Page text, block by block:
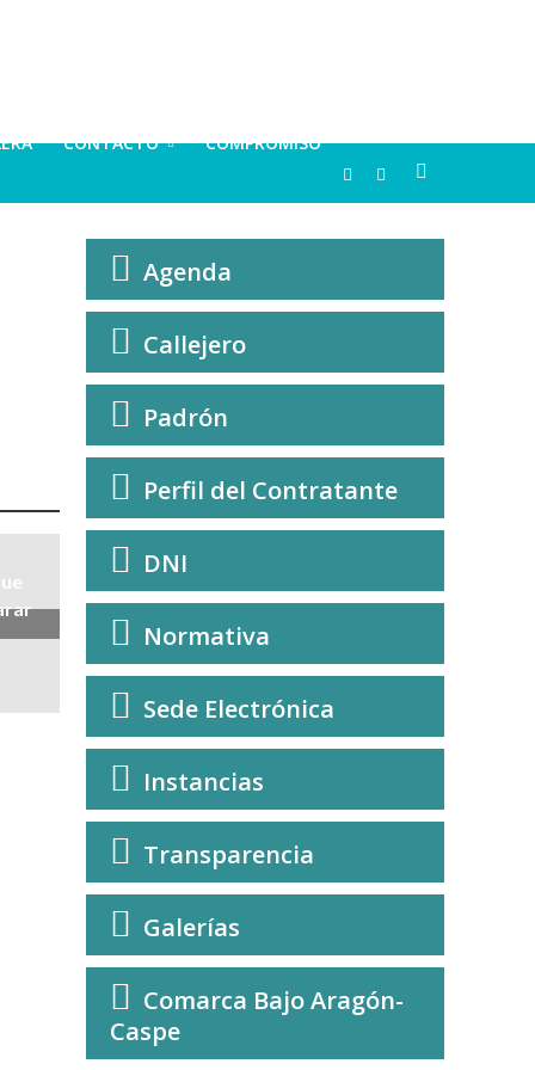
CONTACTO COMPROMISO
Agenda
Callejero
Padrón
Perfil del Contratante
DNI
Normativa
Sede Electrónica
Instancias
Transparencia
Galerías
Comarca Bajo Aragón-
Caspe